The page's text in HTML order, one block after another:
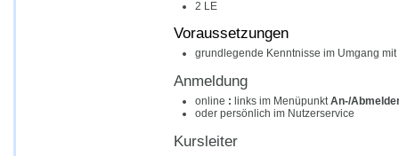
2 LE
Voraussetzungen
grundlegende Kenntnisse im Umgang mit
Anmeldung
online : links im MenüpunktAn-/
oder persönlich im Nutzerservice
Kursleiter